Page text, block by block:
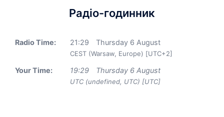
Радіо-годинник
Radio Time: 21:29 Thursday 6 August
CEST (Warsaw, Europe) [UTC+2]
Your Time: 19:29 Thursday 6 August
UTC (undefined, UTC) [UTC]